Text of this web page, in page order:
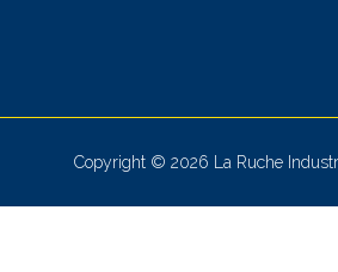
Copyright © 2026 La Ruche